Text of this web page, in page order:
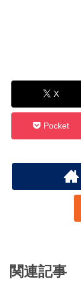
X
Pocket
関連記事